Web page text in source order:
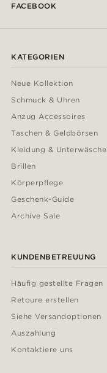
FACEBOOK
KATEGORIEN
Neue Kollektion
Schmuck & Uhren
Anzug Accessoires
Taschen & Geldbörsen
Kleidung & Unterwäsche
Brillen
Körperpflege
Geschenk-Guide
Archive Sale
KUNDENBETREUUNG
Häufig gestellte Fragen
Retoure erstellen
Siehe Versandoptionen
Auszahlung
Kontaktiere uns